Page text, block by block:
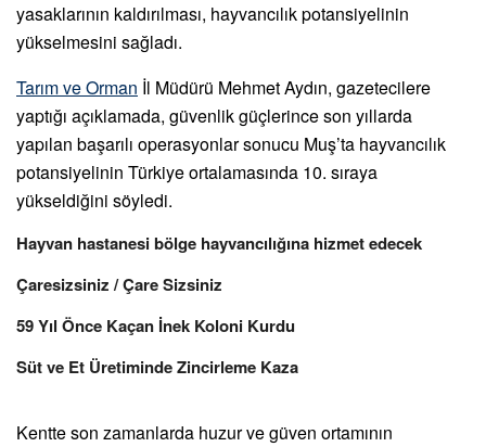
yasaklarının kaldırılması, hayvancılık potansiyelinin
yükselmesini sağladı.
Tarım ve Orman İl Müdürü Mehmet Aydın, gazetecilere
yaptığı açıklamada, güvenlik güçlerince son yıllarda
yapılan başarılı operasyonlar sonucu Muş’ta hayvancılık
potansiyelinin Türkiye ortalamasında 10. sıraya
yükseldiğini söyledi.
Hayvan hastanesi bölge hayvancılığına hizmet edecek
Çaresizsiniz / Çare Sizsiniz
59 Yıl Önce Kaçan İnek Koloni Kurdu
Süt ve Et Üretiminde Zincirleme Kaza
Kentte son zamanlarda huzur ve güven ortamının